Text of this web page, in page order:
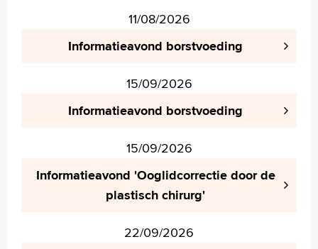
11/08/2026
Informatieavond borstvoeding
15/09/2026
Informatieavond borstvoeding
15/09/2026
Informatieavond 'Ooglidcorrectie door de
plastisch chirurg'
22/09/2026